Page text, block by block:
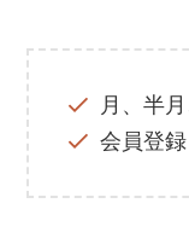
月、半
会員登